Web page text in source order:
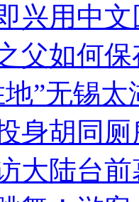
兴用中
父如何
”无锡
身胡同
大陆台